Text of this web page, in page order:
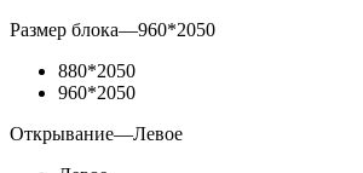
Размер блока—960*2050
880*2050
960*2050
Открывание—Левое